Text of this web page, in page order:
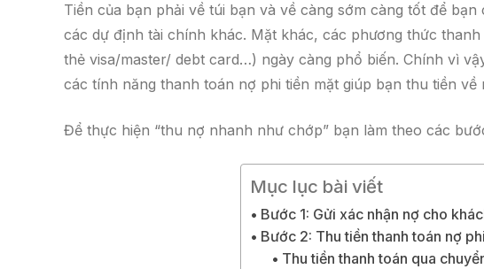
c
e
b
o
itt
er
ail
Tiền của bạn phải về túi bạn và về càng sớm càng tốt để
các dự định tài chính khác. Mặt khác, các phương thức
thẻ visa/master/ debt card…) ngày càng phổ biến. Chính vì
các tính năng thanh toán nợ phi tiền mặt giúp bạn thu tiền về
Để thực hiện “thu nợ nhanh như chớp” bạn làm theo các
Mục lục bài viết
Bước 1: Gửi xác nhận nợ cho
Bước 2: Thu tiền thanh toán nợ
Thu tiền thanh toán qua